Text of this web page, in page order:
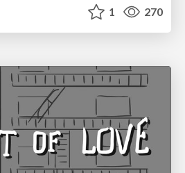
1 270